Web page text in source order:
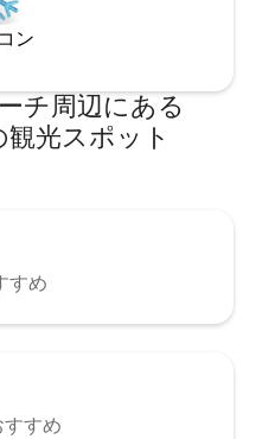
ン
チ⁠周⁠辺⁠に⁠あ⁠る
光⁠ス⁠ポ⁠ッ⁠ト
すめ
すめ